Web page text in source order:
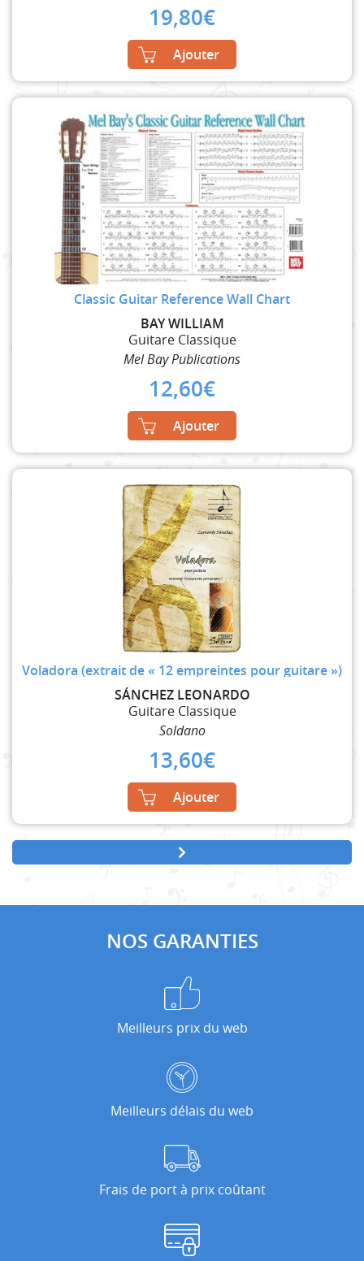
19,80€
Ajouter
Classic Guitar Reference Wall Chart
BAY WILLIAM
Guitare Classique
Mel Bay Publications
12,60€
Ajouter
Voladora (extrait de « 12 empreintes pour guitare »)
SÁNCHEZ LEONARDO
Guitare Classique
Soldano
13,60€
Ajouter
NOS GARANTIES
Meilleurs prix du web
Meilleurs délais du web
Frais de port à prix coûtant